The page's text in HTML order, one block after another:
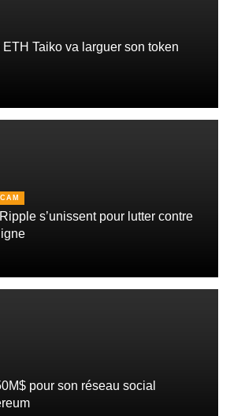
Taiko va larguer son token
s’unissent pour lutter contre
pour son réseau social